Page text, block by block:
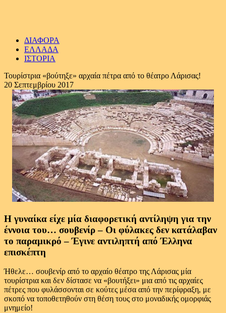
ΔΙΑΦΟΡΑ
ΕΛΛΑΔΑ
ΙΣΤΟΡΙΑ
Τουρίστρια «βούτηξε» αρχαία πέτρα από το θέατρο Λάρισας!
20 Σεπτεμβρίου 2017
Η γυναίκα είχε μία διαφορετική αντίληψη για την
έννοια του… σουβενίρ – Οι φύλακες δεν κατάλαβαν
το παραμικρό – Έγινε αντιληπτή από Έλληνα
επισκέπτη
Ήθελε… σουβενίρ από το αρχαίο θέατρο της Λάρισας μία
τουρίστρια και δεν δίστασε να «βουτήξει» μια από τις αρχαίες
πέτρες που φυλάσσονται σε κούτες μέσα από την περίφραξη, με
σκοπό να τοποθετηθούν στη θέση τους στο μοναδικής ομορφιάς
μνημείο!